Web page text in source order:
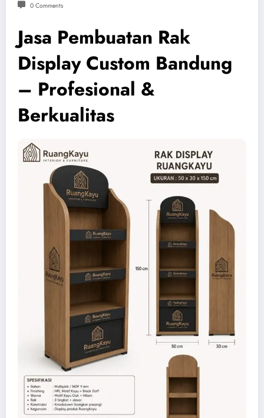
0 Comments
Jasa Pembuatan Rak
Display Custom Bandung
– Profesional &
Berkualitas